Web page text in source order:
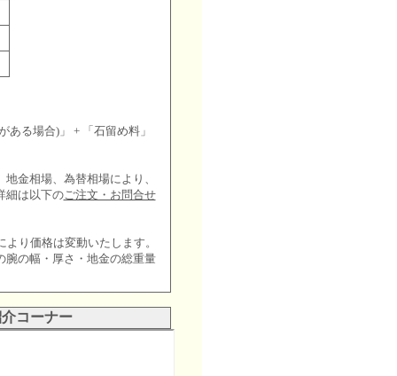
ある場合)」 + 「石留め料」
金相場、為替相場により、
細は以下のご注文・お問合せ
り価格は変動いたします。
腕の幅・厚さ・地金の総重量
コーナー